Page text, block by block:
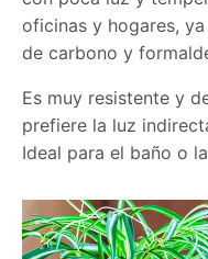
oficinas y hogares,
de carbono y
Es muy resistente y
prefiere la luz
Ideal para el baño o